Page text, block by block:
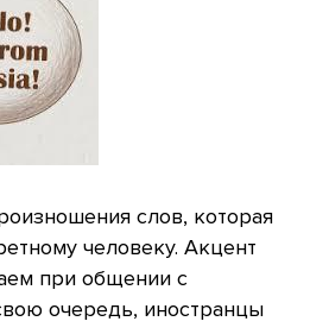
слов, которая
человеку. Акцент
при общении с
очередь, иностранцы